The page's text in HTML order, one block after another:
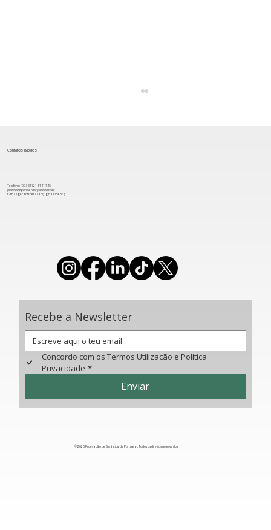
Recebe a Newsletter
Concordo com os Termos Utilização e Política
Privacidade *
Enviar
Contatos Rápidos
Telefone: (00 351) 218 141 145
(chamada para a rede fixa nacional)
​E-mail geral:federacao@ginastica.org
© 2025 Federação de Ginástica de Portugal. Todos os direitos reservados.